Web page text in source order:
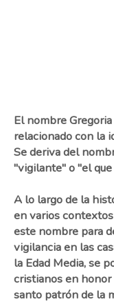
El nombre
relacionado con la
Se deriva del
"vigilante" o "el
A lo largo de la
en varios
este nombre para
vigilancia en las
la Edad Media, se
cristianos en honor
santo patrón de la